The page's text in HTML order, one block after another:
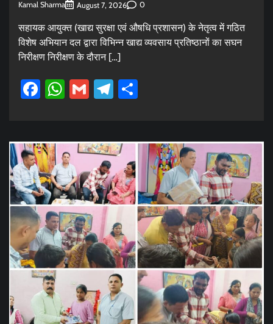
Kamal Sharma August 7, 2026 0
सहायक आयुक्त (खाद्य सुरक्षा एवं औषधि प्रशासन) के नेतृत्व में गठित
विशेष अभियान दल द्वारा विभिन्न खाद्य व्यवसाय प्रतिष्ठानों का सघन
निरीक्षण निरीक्षण के दौरान […]
Facebook
WhatsApp
GmailTelegram